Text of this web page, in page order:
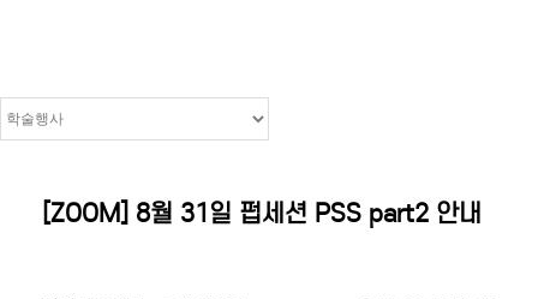
[ZOOM] 8월 31일 펍세션 PSS part2 안내